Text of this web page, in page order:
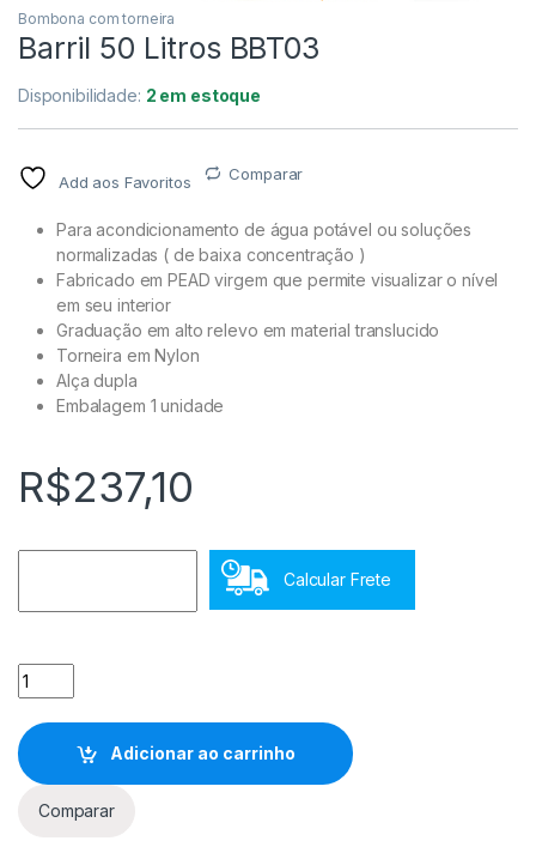
Bombona com torneira
Barril 50 Litros BBT03
Disponibilidade: 2 em estoque
Add aos Favoritos Comparar
Para acondicionamento de água potável ou soluções
normalizadas ( de baixa concentração )
Fabricado em PEAD virgem que permite visualizar o nível
em seu interior
Graduação em alto relevo em material translucido
Torneira em Nylon
Alça dupla
Embalagem 1 unidade
R$237,10
Calcular Frete
Barril 50 Litros BBT03 quantidade
Adicionar ao carrinho
Comparar